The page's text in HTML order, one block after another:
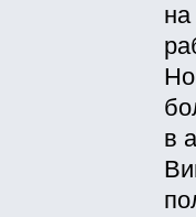
на
в